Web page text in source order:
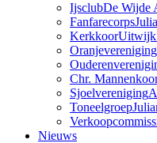
IjsclubDe Wijde
Fanfarecorps
KerkkoorUitwijk
Oranjevereniging
Chr.
Sjoelvereniging
Toneelgroep
Nieuws